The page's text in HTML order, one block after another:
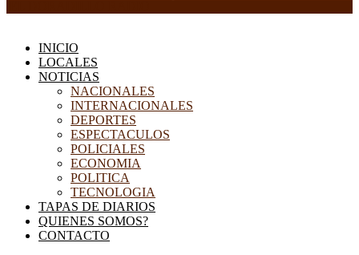
INICIO
LOCALES
NOTICIAS
NACIONALES
INTERNACIONALES
DEPORTES
ESPECTACULOS
POLICIALES
ECONOMIA
POLITICA
TECNOLOGIA
TAPAS DE DIARIOS
QUIENES SOMOS?
CONTACTO